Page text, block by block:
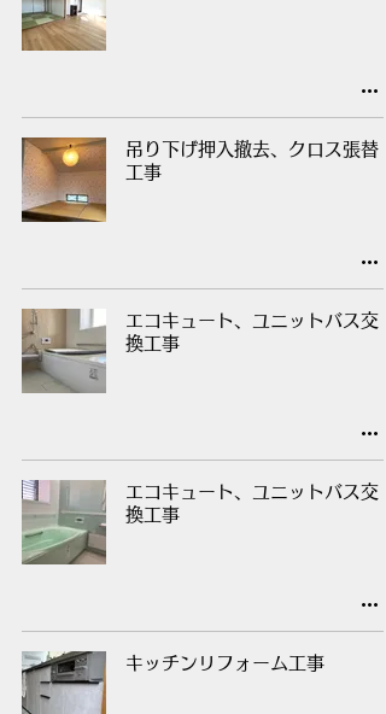
吊り下げ押入撤去、クロス張替
工事
エコキュート、ユニットバス交
換工事
エコキュート、ユニットバス交
換工事
キッチンリフォーム工事